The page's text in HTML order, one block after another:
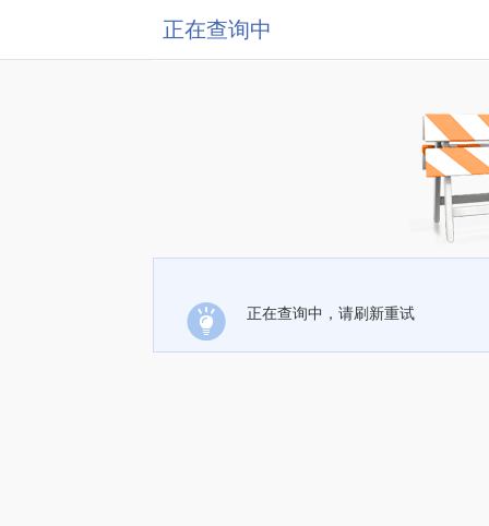
正在查询中
正在查询中，请刷新重试